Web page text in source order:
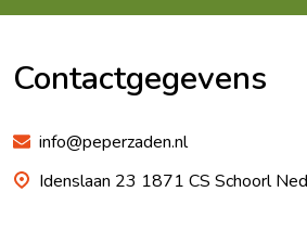
Contactgegevens
info@peperzaden.nl
Idenslaan 23 1871 CS